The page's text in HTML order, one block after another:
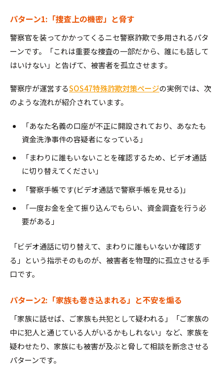
パターン1:「捜査上の機密」と脅す
警察官を装ってかかってくるニセ警察詐欺で多用されるパタ
ーンです。「これは重要な捜査の一部だから、誰にも話して
はいけない」と告げて、被害者を孤立させます。
警察庁が運営するSOS47特殊詐欺対策ページの実例では、次
のような流れが紹介されています。
「あなた名義の口座が不正に開設されており、あなたも
資金洗浄事件の容疑者になっている」
「まわりに誰もいないことを確認するため、ビデオ通話
に切り替えてください」
「警察手帳です(ビデオ通話で警察手帳を見せる)」
「一度お金を全て振り込んでもらい、資金調査を行う必
要がある」
「ビデオ通話に切り替えて、まわりに誰もいないか確認す
る」という指示そのものが、被害者を物理的に孤立させる手
口です。
パターン2:「家族も巻き込まれる」と不安を煽る
「家族に話せば、ご家族も共犯として疑われる」「ご家族の
中に犯人と通じている人がいるかもしれない」など、家族を
疑わせたり、家族にも被害が及ぶと脅して相談を断念させる
パターンです。